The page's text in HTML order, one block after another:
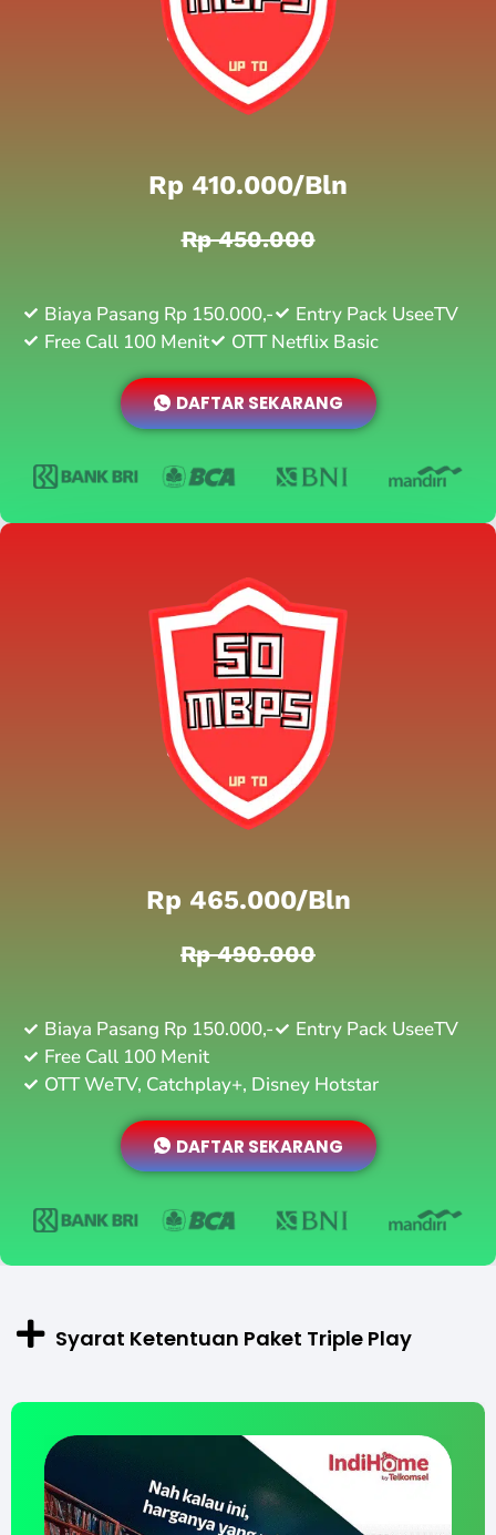
Rp 410.000/bln
Rp 450.000
Biaya Pasang Rp 150.000,-
Entry Pack UseeTV
Free Call 100 Menit
OTT Netflix Basic
DAFTAR SEKARANG
Rp 465.000/bln
Rp 490.000
Biaya Pasang Rp 150.000,-
Entry Pack UseeTV
Free Call 100 Menit
OTT WeTV, Catchplay+, Disney Hotstar
DAFTAR SEKARANG
Syarat Ketentuan Paket Triple Play